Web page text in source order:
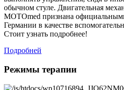
обычном стуле. Двигательная
MOTOmed признана
Германии в качестве
Стоит узнать подробнее!
Подробней
Режимы терапии